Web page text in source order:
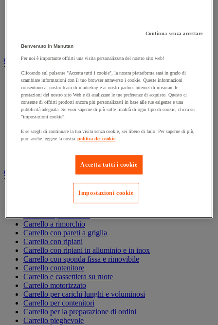
Ventosa
Carrello
Vedi tutte le categorie
Accessori per carrello
Carrello in acciaio
Carrello in alluminio e in inox
Carrello per carichi alti
Carrello per fusti
Carrello per scale
Carrello pieghevole
Carrello specifico
Carrello a ripiani e rimorchio industriale
Vedi tutte le categorie
Accessori per carrello
Carrello a livello costante
Carrello a rimorchio
Carrello con pareti a griglia
Carrello con ripiani
Carrello con ripiani in alluminio e in inox
Carrello con sponda fissa e rimovibile
Carrello contenitore
Carrello e cassettiera su ruote
Carrello motorizzato
Carrello per carichi lunghi e voluminosi
Carrello per contenitori
Carrello per la preparazione di ordini
Carrello pieghevole
Continua senza accettare
Benvenuto in Manutan
Per noi è importante offrirti una visita personalizzata del nostro sito web!
Cliccando sul pulsante "Accetta tutti i cookie", la nostra piattaforma sarà in grado di
scambiare informazioni con il tuo browser attraverso i cookie. Queste informazioni
consentono al nostro team di marketing e ai nostri partner Internet di misurare le
prestazioni del nostro sito Web e di analizzare le tue preferenze di acquisto. Questo ci
consente di offrirti prodotti ancora più personalizzati in base alle tue esigenze e una
pubblicità adeguata. Se vuoi saperne di più sulle finalità di ogni tipo di cookie, clicca su
"impostazioni cookie".
E se scegli di continuare la tua visita senza cookie, sei libero di farlo! Per saperne di più,
puoi anche leggere la nostra politica dei cookie
Accetta tutti i cookie
Impostazioni cookie